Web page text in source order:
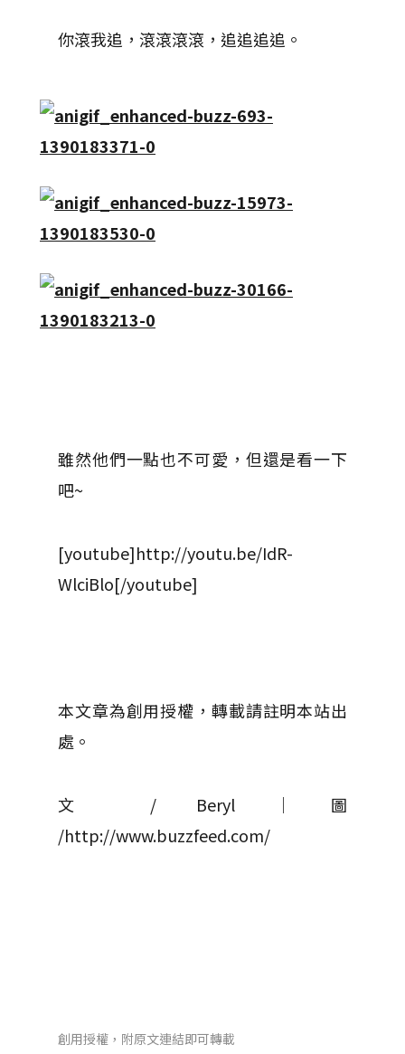
你滾我追，滾滾滾滾，追追追追。
雖然他們一點也不可愛，但還是看一下
吧~
[youtube]http://youtu.be/IdR-
WlciBlo[/youtube]
本文章為創用授權，轉載請註明本站出
處。
文 / Beryl │ 圖
/http://www.buzzfeed.com/
創用授權，附原文連結即可轉載